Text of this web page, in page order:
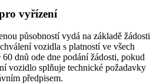
vyřízení
působností vydá na základě žádosti
vozidla s platností ve všech
dnů ode dne podání žádosti, pokud
vozidlo splňuje technické požadavky
předpisem.